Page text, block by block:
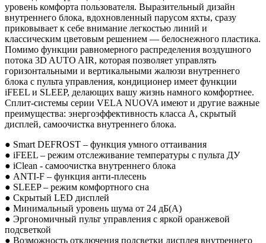
уровень комфорта пользователя. Выразительный дизайн
внутреннего блока, вдохновленный парусом яхты, сразу
приковывает к себе внимание легкостью линий и
классическим цветовым решением — белоснежного пластика.
Помимо функции равномерного распределения воздушного
потока 3D AUTO AIR, которая позволяет управлять
горизонтальными и вертикальными жалюзи внутреннего
блока с пульта управления, кондиционер имеет функции
iFEEL и SLEEP, делающих вашу жизнь намного комфортнее.
Сплит-системы серии VELA NUOVA имеют и другие важные
преимущества: энергоэффективность класса А, скрытый
дисплей, самоочистка внутреннего блока.
● Smart DEFROST – функция умного оттаивания
● iFEEL – режим отслеживание температуры с пульта ДУ
● iClean - cамоочистка внутреннего блока
● ANTI-F – функция анти-плесень
● SLEEP – режим комфортного сна
● Скрытый LED дисплей
● Минимальный уровень шума от 24 дБ(А)
● Эргономичный пульт управления с яркой оранжевой
подсветкой
● Возможность отключения подсветки дисплея внутреннего